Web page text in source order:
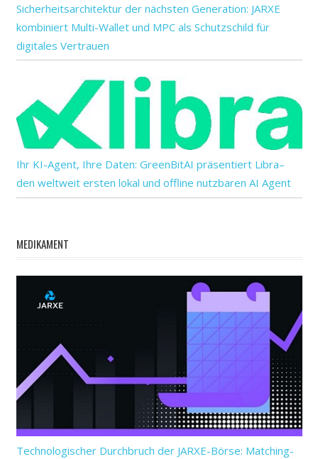
Sicherheitsarchitektur der nächsten Generation: JARXE
kombiniert Multi-Wallet und MPC als Schutzschild für
digitales Vertrauen
Ihr KI-Agent, Ihre Daten: GreenBitAI präsentiert Libra–
den weltweit ersten lokal und offline nutzbaren AI Agent
MEDIKAMENT
Technologischer Durchbruch der JARXE-Börse: Matching-